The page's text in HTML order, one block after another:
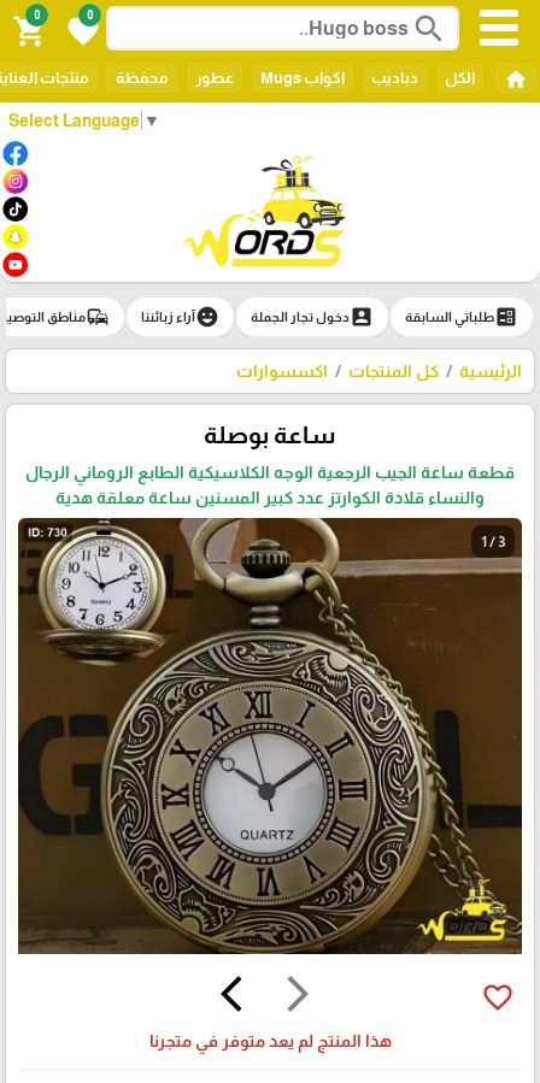
Select Language ▼
search
0
favorite
0
shopping_cart
home الكل دباديب اكواب Mugs عطور محفظة منتجات
ballotطلباتي السابقة account_boxدخول تجار الجملة emoji_emotionsآراء زبائننا commuteمناطق
الرئيسية كل المنتجات اكسسوارات
ساعة بوصلة
قطعة ساعة الجيب الرجعية الوجه الكلاسيكية الطابع الروماني الرجال
والنساء قلادة الكوارتز عدد كبير المسنين ساعة معلقة هدية
1 / 3
arrow_forward_ios
arrow_back_ios favorite_border
هذا المنتج لم يعد متوفر في متجرنا